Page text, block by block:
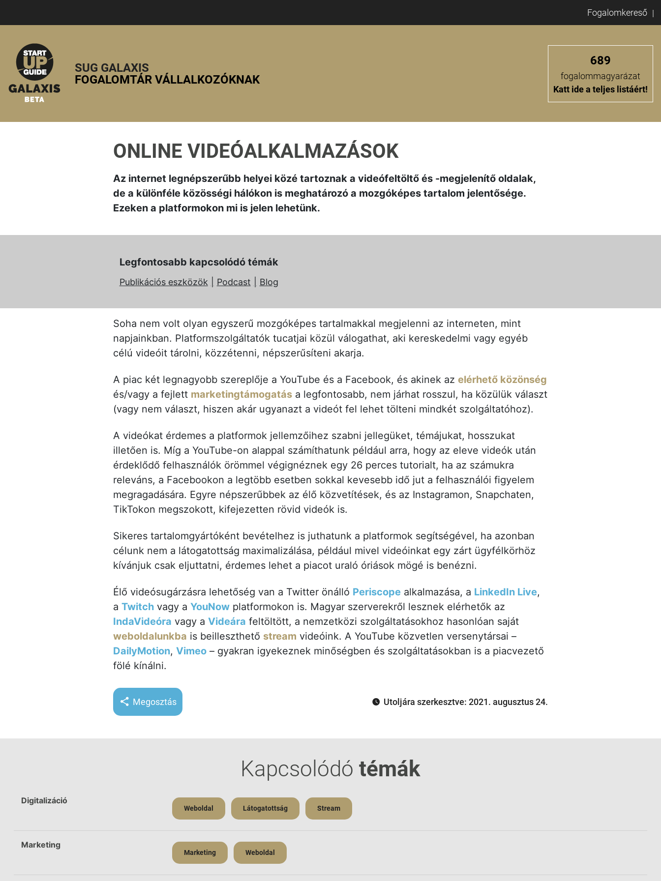
Fogalomkereső
SUG GALAXIS
FOGALOMTÁR VÁLLALKOZÓKNAK
689
fogalommagyarázat
Katt ide a teljes listáért!
ONLINE VIDEÓALKALMAZÁSOK
Az internet legnépszerűbb helyei közé tartoznak a videófeltöltő és -megjelenítő oldalak,
de a különféle közösségi hálókon is meghatározó a mozgóképes tartalom jelentősége.
Ezeken a platformokon mi is jelen lehetünk.
Legfontosabb kapcsolódó témák
Publikációs eszközök Podcast Blog
Soha nem volt olyan egyszerű mozgóképes tartalmakkal megjelenni az interneten, mint
napjainkban. Platformszolgáltatók tucatjai közül válogathat, aki kereskedelmi vagy egyéb
célú videóit tárolni, közzétenni, népszerűsíteni akarja.
A piac két legnagyobb szereplője a YouTube és a Facebook, és akinek az elérhető közönség
és/vagy a fejlett marketingtámogatása legfontosabb, nem járhat rosszul, ha közülük választ
(vagy nem választ, hiszen akár ugyanazt a videót fel lehet tölteni mindkét szolgáltatóhoz).
A videókat érdemes a platformok jellemzőihez szabni jellegüket, témájukat, hosszukat
illetően is. Míg a YouTube-on alappal számíthatunk például arra, hogy az eleve videók után
érdeklődő felhasználók örömmel végignéznek egy 26 perces tutorialt, ha az számukra
releváns, a Facebookon a legtöbb esetben sokkal kevesebb idő jut a felhasználói figyelem
megragadására. Egyre népszerűbbek az élő közvetítések, és az Instagramon, Snapchaten,
TikTokon megszokott, kifejezetten rövid videók is.
Sikeres tartalomgyártóként bevételhez is juthatunk a platformok segítségével, ha azonban
célunk nem a látogatottság maximalizálása, például mivel videóinkat egy zárt ügyfélkörhöz
kívánjuk csak eljuttatni, érdemes lehet a piacot uraló óriások mögé is benézni.
Élő videósugárzásra lehetőség van a Twitter önálló Periscopealkalmazása, a LinkedIn Live,
a Twitchvagy a YouNowplatformokon is. Magyar szerverekről lesznek elérhetők az
IndaVideóra vagy a Videára feltöltött, a nemzetközi szolgáltatásokhoz hasonlóan saját
weboldalunkba is beilleszthető stream videóink. A YouTube közvetlen versenytársai –
DailyMotion, Vimeo– gyakran igyekeznek minőségben és szolgáltatásokban is a piacvezető
fölé kínálni.
Megosztás Utoljára szerkesztve: 2021. augusztus 24.
Kapcsolódó témák
Digitalizáció
Weboldal Látogatottság Stream
Marketing
Marketing Weboldal